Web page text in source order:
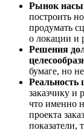
Рынок
построить
продумать
о локации и
Решения
бумаге, но
Реальность
заказчику
что именно
проекта
показатели,